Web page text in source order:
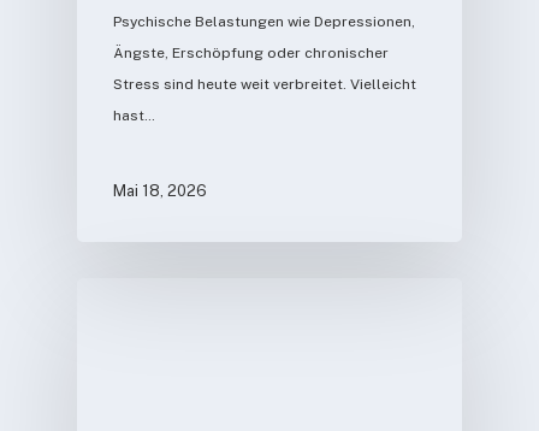
Psychische Belastungen wie Depressionen,
Ängste, Erschöpfung oder chronischer
Stress sind heute weit verbreitet. Vielleicht
hast…
Mai 18, 2026